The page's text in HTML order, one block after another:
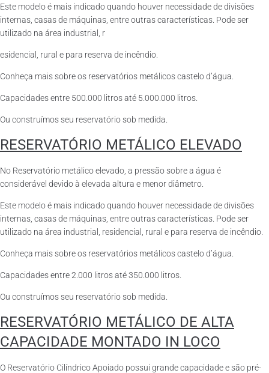
Este modelo é mais indicado quando houver necessidade de divisões
internas, casas de máquinas, entre outras características. Pode ser
utilizado na área industrial, r
esidencial, rural e para reserva de incêndio.
Conheça mais sobre os reservatórios metálicos castelo d’água.
Capacidades entre 500.000 litros até 5.000.000 litros.
Ou construímos seu reservatório sob medida.
RESERVATÓRIO METÁLICO ELEVADO
No Reservatório metálico elevado, a pressão sobre a água é
considerável devido à elevada altura e menor diâmetro.
Este modelo é mais indicado quando houver necessidade de divisões
internas, casas de máquinas, entre outras características. Pode ser
utilizado na área industrial, residencial, rural e para reserva de incêndio.
Conheça mais sobre os reservatórios metálicos castelo d’água.
Capacidades entre 2.000 litros até 350.000 litros.
Ou construímos seu reservatório sob medida.
RESERVATÓRIO METÁLICO DE ALTA
CAPACIDADE MONTADO IN LOCO
O Reservatório Cilíndrico Apoiado possui grande capacidade e são pré-